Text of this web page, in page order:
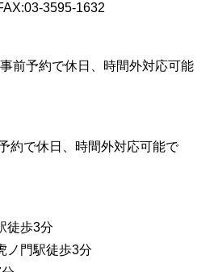
3595-1632
前予約で休日、時間外対応可能
約で休日、時間外対応可能で
徒歩3分
ノ門駅徒歩3分